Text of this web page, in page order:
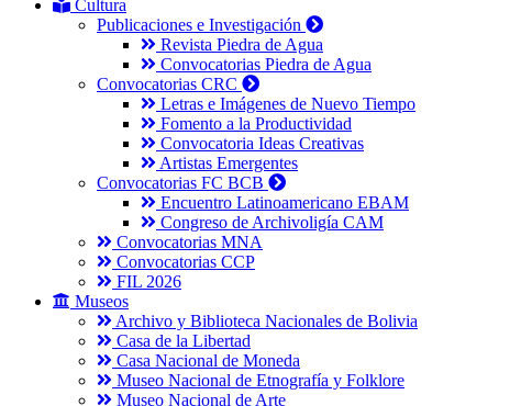
Cultura
Publicaciones e Investigación
Revista Piedra de Agua
Convocatorias Piedra de Agua
Convocatorias CRC
Letras e Imágenes de Nuevo Tiempo
Fomento a la Productividad
Convocatoria Ideas Creativas
Artistas Emergentes
Convocatorias FC BCB
Encuentro Latinoamericano EBAM
Congreso de Archivoligía CAM
Convocatorias MNA
Convocatorias CCP
FIL 2026
Museos
Archivo y Biblioteca Nacionales de Bolivia
Casa de la Libertad
Casa Nacional de Moneda
Museo Nacional de Etnografía y Folklore
Museo Nacional de Arte